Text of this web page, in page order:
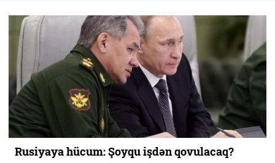
Rusiyaya hücum: Şoyqu işdən qovulacaq?